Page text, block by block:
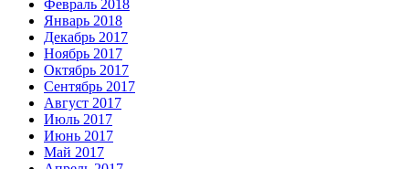
Февраль 2018
Январь 2018
Декабрь 2017
Ноябрь 2017
Октябрь 2017
Сентябрь 2017
Август 2017
Июль 2017
Июнь 2017
Май 2017